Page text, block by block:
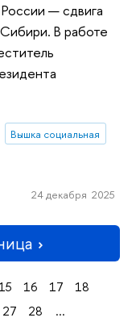
— сдвига
В работе
Вышка социальная
24 декабря 2025
16 17
18
27 28
...